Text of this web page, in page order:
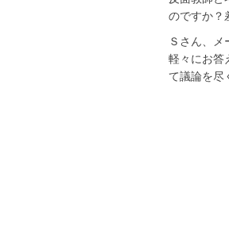
のですか？
Ｓさん、メ
軽々にお答
て議論を尽